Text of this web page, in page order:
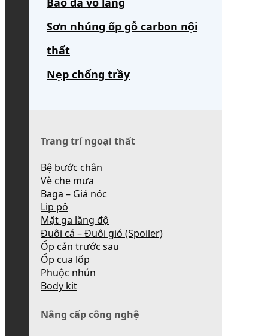
Sơn nhúng ốp gỗ carbon nội
thất
Nẹp chống trầy
Trang trí ngoại thất
Bệ bước chân
Vè che mưa
Baga – Giá nóc
Lip pô
Mặt ga lăng độ
Đuôi cá – Đuôi gió (Spoiler)
Ốp cản trước sau
Ốp cua lốp
Phuộc nhún
Body kit
Nâng cấp công nghệ